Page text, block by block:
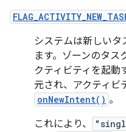
システムは新しいタ
ます。ゾーンのタス
クティビティを起動
元され、アクティビ
onNewIntent() 。
これにより、